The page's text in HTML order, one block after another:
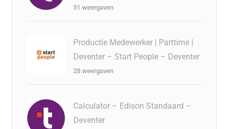
31 weergaven
Productie Medewerker | Parttime |
Deventer – Start People – Deventer
28 weergaven
Calculator – Edison Standaard –
Deventer